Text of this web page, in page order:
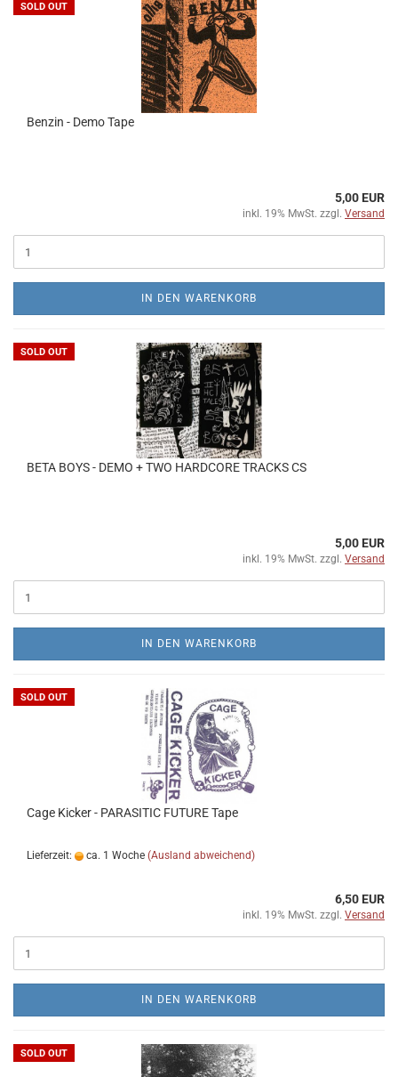
SOLD OUT
Benzin - Demo Tape
5,00 EUR
inkl. 19% MwSt. zzgl. Versand
IN DEN WARENKORB
SOLD OUT
BETA BOYS - DEMO + TWO HARDCORE TRACKS CS
5,00 EUR
inkl. 19% MwSt. zzgl. Versand
IN DEN WARENKORB
SOLD OUT
Cage Kicker - PARASITIC FUTURE Tape
Lieferzeit: ca. 1 Woche (Ausland abweichend)
6,50 EUR
inkl. 19% MwSt. zzgl. Versand
IN DEN WARENKORB
SOLD OUT